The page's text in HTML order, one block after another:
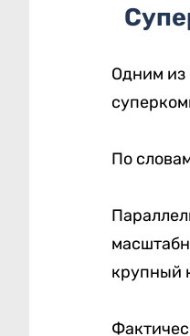
Одним из
По
крупный